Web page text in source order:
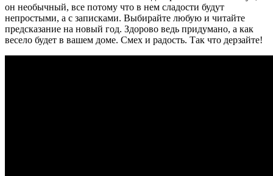
он необычный, все потому что в нем сладости будут
непростыми, а с записками. Выбирайте любую и читайте
предсказание на новый год. Здорово ведь придумано, а как
весело будет в вашем доме. Смех и радость. Так что дерзайте!